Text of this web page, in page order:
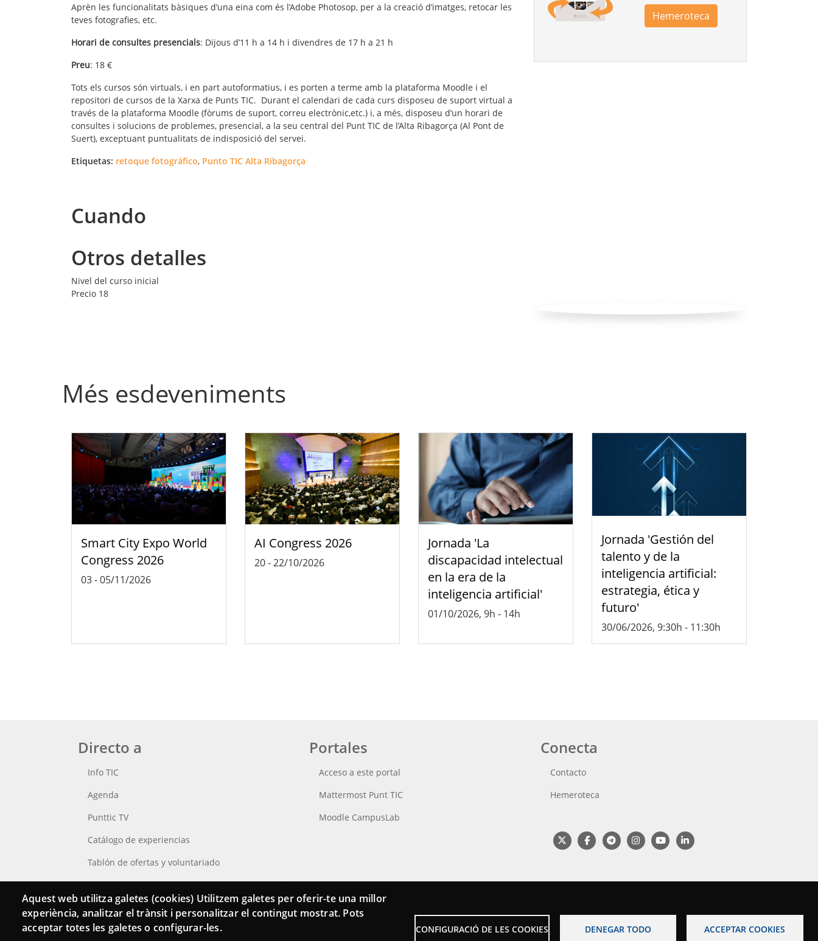
Aprèn les funcionalitats bàsiques d’una eina com és l’Adobe Photosop, per a la creació d’imatges, retocar les
teves fotografies, etc.
Horari de consultes presencials: Dijous d’11 h a 14 h i divendres de 17 h a 21 h
Preu: 18 €
Tots els cursos són virtuals, i en part autoformatius, i es porten a terme amb la plataforma Moodle i el
repositori de cursos de la Xarxa de Punts TIC. Durant el calendari de cada curs disposeu de suport virtual a
través de la plataforma Moodle (fòrums de suport, correu electrònic,etc.) i, a més, disposeu d’un horari de
consultes i solucions de problemes, presencial, a la seu central del Punt TIC de l’Alta Ribagorça (Al Pont de
Suert), exceptuant puntualitats de indisposició del servei.
Etiquetas: retoque fotográfico, Punto TIC Alta Ribagorça
Cuando
Otros detalles
Nivel del curso inicial
Precio 18
Hemeroteca
Més esdeveniments
Smart City Expo World
Congress 2026
03-05/11/2026
AI Congress 2026
20-22/10/2026
Jornada 'La
discapacidad intelectual
en la era de la
inteligencia artificial'
01/10/2026, 9h - 14h
Jornada 'Gestión del
talento y de la
inteligencia artificial:
estrategia, ética y
futuro'
30/06/2026, 9:30h - 11:30h
Directo a
Info TIC
Agenda
Punttic TV
Catálogo de experiencias
Tablón de ofertas y voluntariado
Busca tu Punt TIC
Portales
Acceso a este portal
Mattermost Punt TIC
Moodle CampusLab
Conecta
Contacto
Hemeroteca
Aquest web utilitza galetes (cookies) Utilitzem galetes per oferir-te una millor
experiència, analitzar el trànsit i personalitzar el contingut mostrat. Pots
acceptar totes les galetes o configurar-les.
CONFIGURACIÓ DE LES COOKIES DENEGAR TODO ACCEPTAR COOKIES